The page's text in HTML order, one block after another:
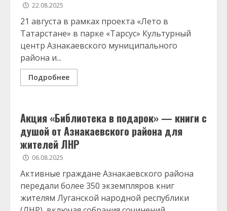
22.08.2025
21 августа в рамках проекта «Лето в
Татарстане» в парке «Тарсус» Культурный
центр Азнакаевского муниципального
района и...
Подробнее
Акция «Библиотека в подарок» — книги с
душой от Азнакаевского района для
жителей ЛНР
06.08.2025
Активные граждане Азнакаевского района
передали более 350 экземпляров книг
жителям Луганской народной республики